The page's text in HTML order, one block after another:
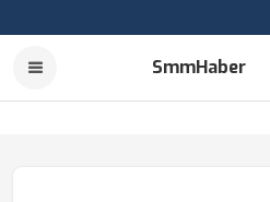
SmmHaber